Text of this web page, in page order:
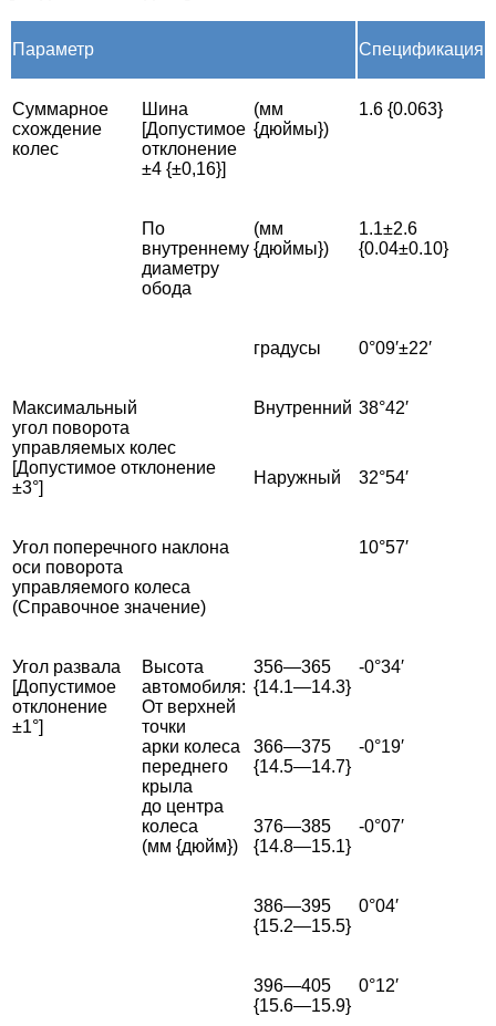
Параметр Спецификация
Суммарное
схождение
колес
Шина
[Допустимое
отклонение
±4 {±0,16}]
(мм
{дюймы})
1.6 {0.063}
По
внутреннему
диаметру
обода
(мм
{дюймы})
1.1±2.6
{0.04±0.10}
градусы 0°09′±22′
Максимальный
угол поворота
управляемых колес
[Допустимое отклонение
±3°]
Внутренний 38°42′
Наружный 32°54′
Угол поперечного наклона
оси поворота
управляемого колеса
(Справочное значение)
10°57′
Угол развала
[Допустимое
отклонение
±1°]
Высота
автомобиля:
От верхней
точки
арки колеса
переднего
крыла
до центра
колеса
(мм {дюйм})
356—365
{14.1—14.3}
-0°34′
366—375
{14.5—14.7}
-0°19′
376—385
{14.8—15.1}
-0°07′
386—395
{15.2—15.5}
0°04′
396—405
{15.6—15.9}
0°12′